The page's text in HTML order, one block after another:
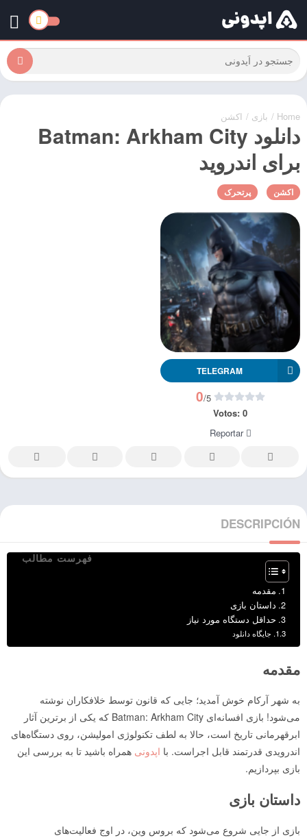
Home
/ بازی / اکشن
دانلود Batman: Arkham City
برای اندروید
اکشن پرتحرک
TELEGRAM
0/5
Votos: 0
Reportar
DESCRIPCIÓN
فهرست مطالب
مقدمه
داستان بازی
حداقل دستگاه مورد نیاز
جایگاه دانلود
مقدمه
به شهر آرکام خوش آمدید؛ جایی که قانون توسط خلافکاران نوشته
می‌شود! بازی افسانه‌ای Batman: Arkham City که یکی از برترین آثار
ابرقهرمانی تاریخ است، حالا به لطف تکنولوژی امولیشن، روی دستگاه‌های
اندرویدی قدرتمند قابل اجراست. با اپدونی همراه باشید تا به بررسی این
بازی بپردازیم.
داستان بازی
بازی از جایی شروع می‌شود که بروس وین، در اوج فعالیت‌های